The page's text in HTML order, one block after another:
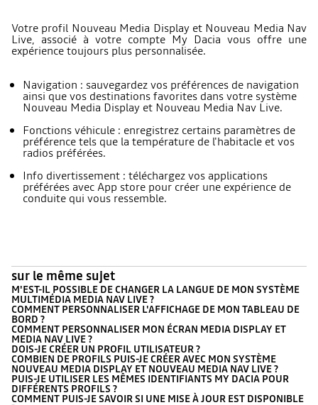
Votre profil Nouveau Media Display et Nouveau Media Nav
Live, associé à votre compte My Dacia vous offre une
expérience toujours plus personnalisée.
Navigation : sauvegardez vos préférences de navigation
ainsi que vos destinations favorites dans votre système
Nouveau Media Display et Nouveau Media Nav Live.
Fonctions véhicule : enregistrez certains paramètres de
préférence tels que la température de l'habitacle et vos
radios préférées.
Info divertissement : téléchargez vos applications
préférées avec App store pour créer une expérience de
conduite qui vous ressemble.
sur le même sujet
M'EST-IL POSSIBLE DE CHANGER LA LANGUE DE MON SYSTÈME
MULTIMÉDIA MEDIA NAV LIVE ?
COMMENT PERSONNALISER L'AFFICHAGE DE MON TABLEAU DE
BORD ?
COMMENT PERSONNALISER MON ÉCRAN MEDIA DISPLAY ET
MEDIA NAV LIVE ?
DOIS-JE CRÉER UN PROFIL UTILISATEUR ?
COMBIEN DE PROFILS PUIS-JE CRÉER AVEC MON SYSTÈME
NOUVEAU MEDIA DISPLAY ET NOUVEAU MEDIA NAV LIVE ?
PUIS-JE UTILISER LES MÊMES IDENTIFIANTS MY DACIA POUR
DIFFÉRENTS PROFILS ?
COMMENT PUIS-JE SAVOIR SI UNE MISE À JOUR EST DISPONIBLE